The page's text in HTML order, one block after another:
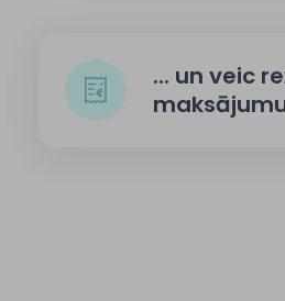
... un veic